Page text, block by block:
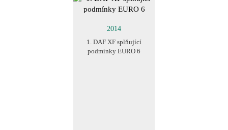
2014
1. DAF XF splňující
podmínky EURO 6